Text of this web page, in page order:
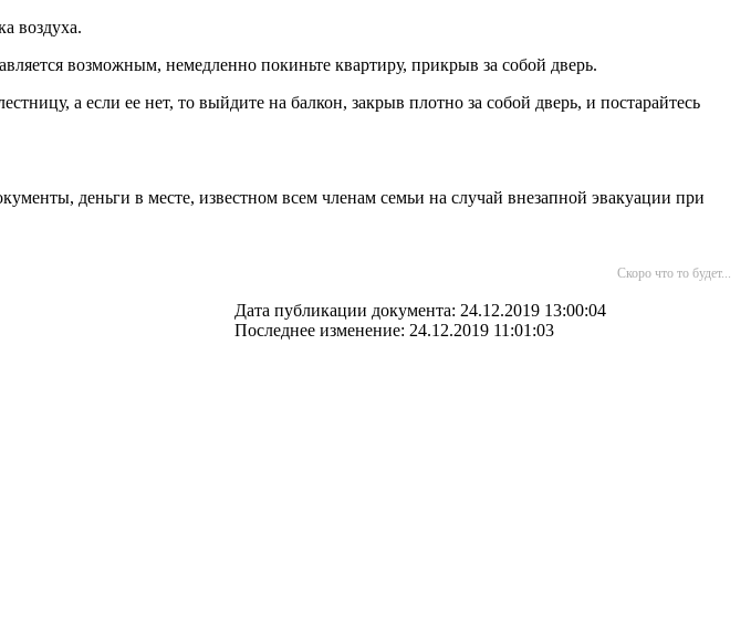
воздуха.
возможным, немедленно покиньте квартиру, прикрыв за собой дверь.
а если ее нет, то выйдите на балкон, закрыв плотно за собой дверь, и постарайтесь
деньги в месте, известном всем членам семьи на случай внезапной эвакуации при
Скоро что то будет...
Дата публикации документа: 24.12.2019 13:00:04
Последнее изменение: 24.12.2019 11:01:03